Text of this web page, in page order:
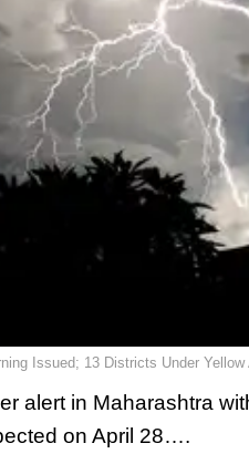
Issued; 13 Districts Under Yellow
alert in Maharashtra
on April 28….